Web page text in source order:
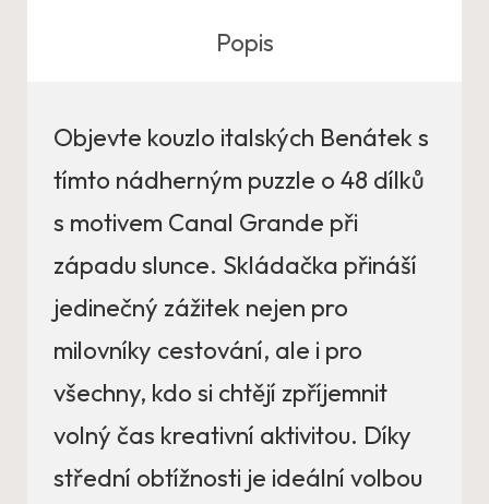
Popis
Objevte kouzlo italských Benátek s
tímto nádherným puzzle o 48 dílků
s motivem Canal Grande při
západu slunce. Skládačka přináší
jedinečný zážitek nejen pro
milovníky cestování, ale i pro
všechny, kdo si chtějí zpříjemnit
volný čas kreativní aktivitou. Díky
střední obtížnosti je ideální volbou